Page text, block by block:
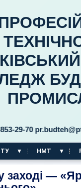
70
НМТ
заході —